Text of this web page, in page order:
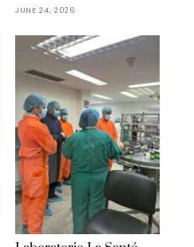
JUNE 24, 2026